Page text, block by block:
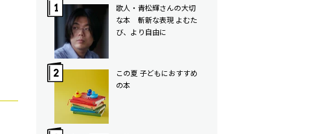
歌人・青松輝さんの大切
な本 斬新な表現 よむた
び、より自由に
この夏 子どもにおすすめ
の本